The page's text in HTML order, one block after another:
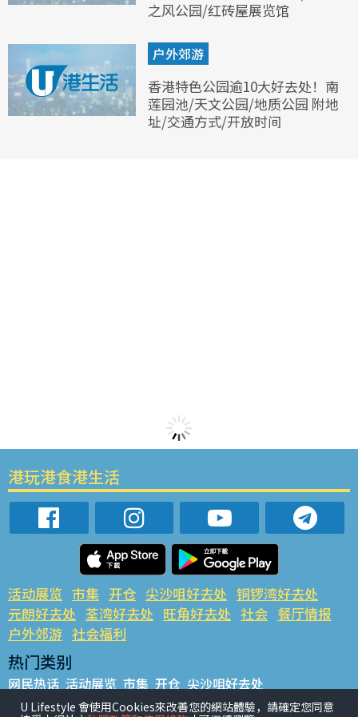
之风公园/红砖屋展览馆
户外郊游
香港特色公园逾10大好去处！南
莲园池/天文公园/地质公园 附地
址/交通方式/开放时间
港玩港食港生活
活动展览 市集 开仓 尖沙咀好去处 铜锣湾好去处
元朗好去处 荃湾好去处 旺角好去处 社会 餐厅情报
户外郊游 社会福利
热门类别
网民热话 活动展览 市集 开仓 尖沙咀好去处
铜锣湾好去处 元朗好去处 荃湾好去处 旺角好去处 社会
U Lifestyle 會使用Cookies來改善您的網站體驗，請確定您同意